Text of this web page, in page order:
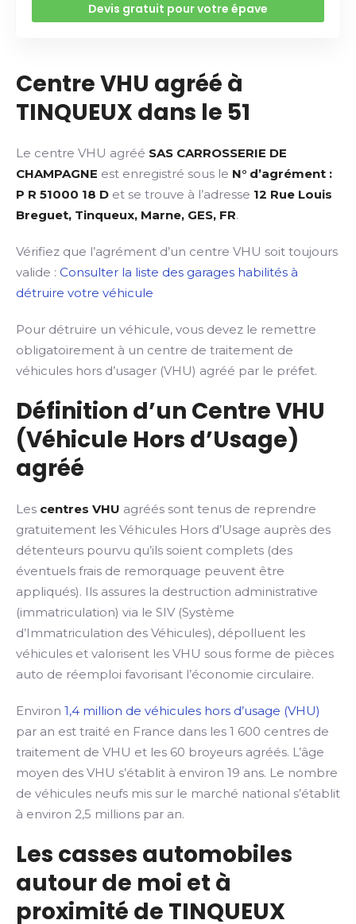
Devis gratuit pour votre épave
Centre VHU agréé à
TINQUEUX dans le 51
Le centre VHU agréé SAS CARROSSERIE DE
CHAMPAGNE est enregistré sous le N° d’agrément :
P R 51000 18 D et se trouve à l’adresse 12 Rue Louis
Breguet, Tinqueux, Marne, GES, FR.
Vérifiez que l’agrément d’un centre VHU soit toujours
valide : Consulter la liste des garages habilités à
détruire votre véhicule
Pour détruire un véhicule, vous devez le remettre
obligatoirement à un centre de traitement de
véhicules hors d’usager (VHU) agréé par le préfet.
Définition d’un Centre VHU
(Véhicule Hors d’Usage)
agréé
Les centres VHU agréés sont tenus de reprendre
gratuitement les Véhicules Hors d’Usage auprès des
détenteurs pourvu qu’ils soient complets (des
éventuels frais de remorquage peuvent être
appliqués). Ils assures la destruction administrative
(immatriculation) via le SIV (Système
d’Immatriculation des Véhicules), dépolluent les
véhicules et valorisent les VHU sous forme de pièces
auto de réemploi favorisant l’économie circulaire.
Environ 1,4 million de véhicules hors d’usage (VHU)
par an est traité en France dans les 1 600 centres de
traitement de VHU et les 60 broyeurs agréés. L’âge
moyen des VHU s’établit à environ 19 ans. Le nombre
de véhicules neufs mis sur le marché national s’établit
à environ 2,5 millions par an.
Les casses automobiles
autour de moi et à
proximité de TINQUEUX